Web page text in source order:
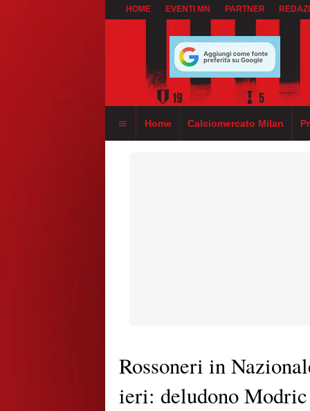
HOME EVENTI MN PARTNER
Home Calciomercato Milan
Rossoneri in
ieri: deludono